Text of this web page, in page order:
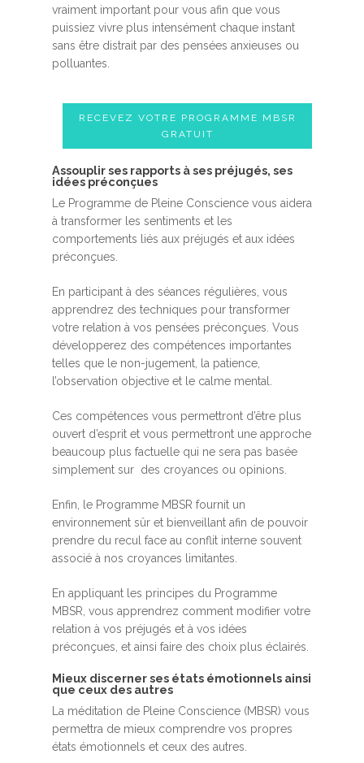
vraiment important pour vous afin que vous
puissiez vivre plus intensément chaque instant
sans être distrait par des pensées anxieuses ou
polluantes.
RECEVEZ VOTRE PROGRAMME MBSR
GRATUIT
Assouplir ses rapports à ses préjugés, ses
idées préconçues
Le Programme de Pleine Conscience vous aidera
à transformer les sentiments et les
comportements liés aux préjugés et aux idées
préconçues.
En participant à des séances régulières, vous
apprendrez des techniques pour transformer
votre relation à vos pensées préconçues. Vous
développerez des compétences importantes
telles que le non-jugement, la patience,
l’observation objective et le calme mental.
Ces compétences vous permettront d’être plus
ouvert d’esprit et vous permettront une approche
beaucoup plus factuelle qui ne sera pas basée
simplement sur des croyances ou opinions.
Enfin, le Programme MBSR fournit un
environnement sûr et bienveillant afin de pouvoir
prendre du recul face au conflit interne souvent
associé à nos croyances limitantes.
En appliquant les principes du Programme
MBSR, vous apprendrez comment modifier votre
relation à vos préjugés et à vos idées
préconçues, et ainsi faire des choix plus éclairés.
Mieux discerner ses états émotionnels ainsi
que ceux des autres
La méditation de Pleine Conscience (MBSR) vous
permettra de mieux comprendre vos propres
états émotionnels et ceux des autres.